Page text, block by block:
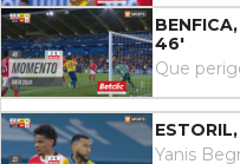
46'